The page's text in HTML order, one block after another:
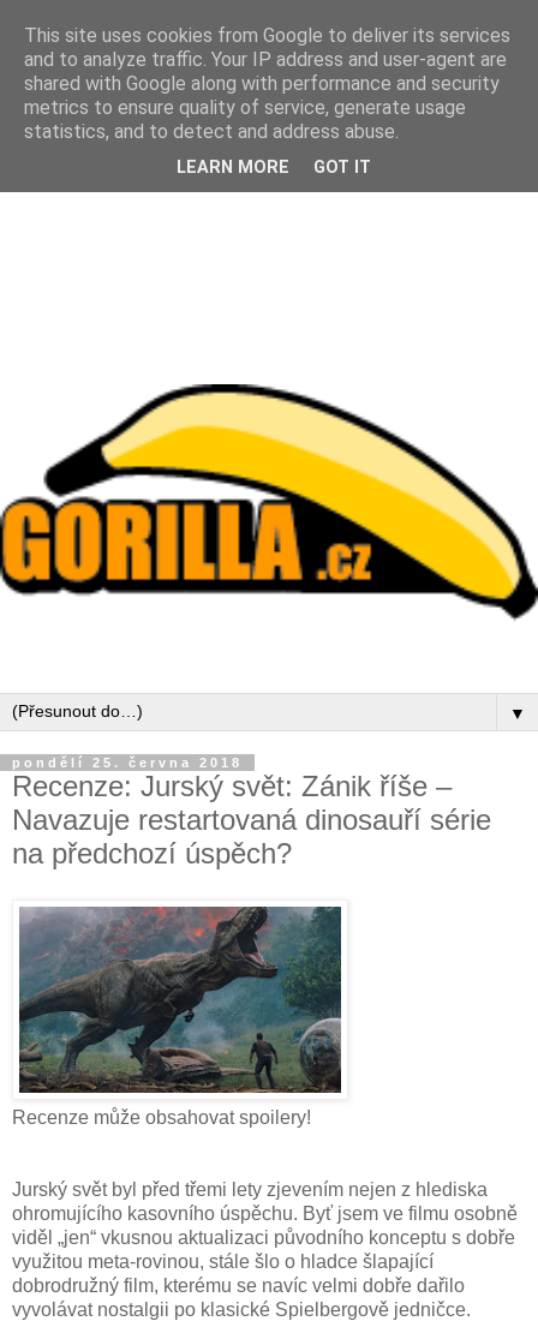
▼
pondělí 25. června 2018
Recenze: Jurský svět: Zánik říše –
Navazuje restartovaná dinosauří série
na předchozí úspěch?
Recenze může obsahovat spoilery!
Jurský svět byl před třemi lety zjevením nejen z hlediska
ohromujícího kasovního úspěchu. Byť jsem ve filmu osobně
viděl „jen“ vkusnou aktualizaci původního konceptu s dobře
využitou meta-rovinou, stále šlo o hladce šlapající
dobrodružný film, kterému se navíc velmi dobře dařilo
vyvolávat nostalgii po klasické Spielbergově jedničce.
This site uses cookies from Google to deliver its services
and to analyze traffic. Your IP address and user-agent are
shared with Google along with performance and security
metrics to ensure quality of service, generate usage
statistics, and to detect and address abuse.
LEARN MORE GOT IT